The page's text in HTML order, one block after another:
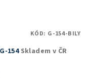
154Skladem v ČR
KÓD: G-154-BILY